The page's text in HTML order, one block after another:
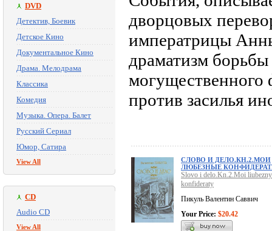
DVD
Детектив, Боевик
Детское Кино
Документальное Кино
Драма. Мелодрама
Классика
Комедия
Музыка. Опера. Балет
Русский Сериал
Юмор, Сатира
View All
CD
Audio CD
View All
дворцовых
императрицы
драматизм
могущественного
против засилья
СЛОВО И ДЕЛО.КН.2.МОИ
ЛЮБЕЗНЫЕ
Slovo i delo.Kn.2.Moi
konfideraty
Пикуль Валентин Саввич
Your Price: $20.42